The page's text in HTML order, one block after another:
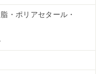
・ポリアセタール・